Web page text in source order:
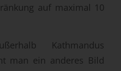
auf maximal 10
Kathmandus
man ein anderes Bild